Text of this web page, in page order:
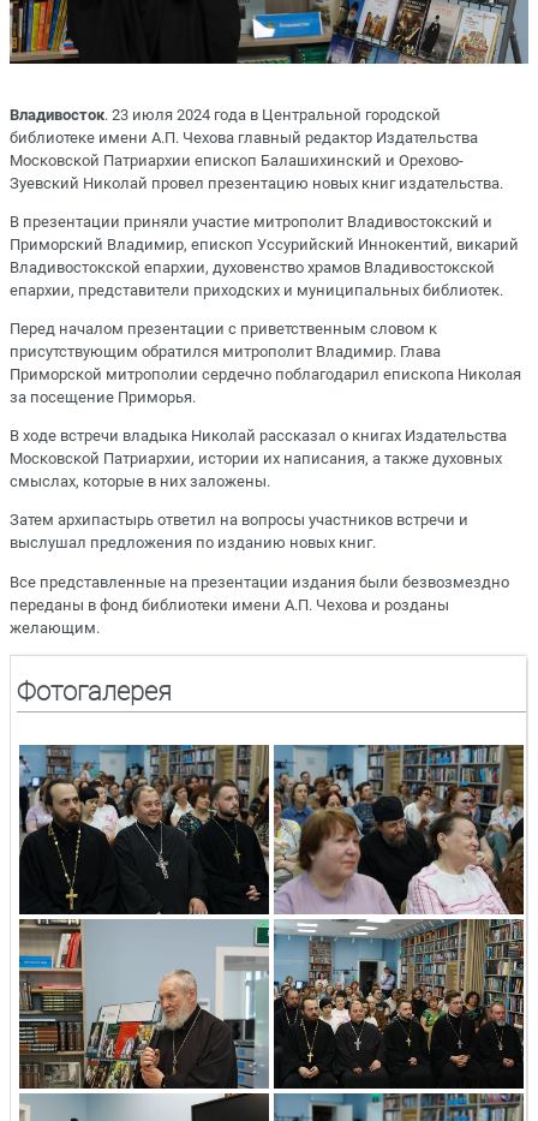
Владивосток. 23 июля 2024 года в Центральной городской
библиотеке имени А.П. Чехова главный редактор Издательства
Московской Патриархии епископ Балашихинский и Орехово-
Зуевский Николай провел презентацию новых книг издательства.
В презентации приняли участие митрополит Владивостокский и
Приморский Владимир, епископ Уссурийский Иннокентий, викарий
Владивостокской епархии, духовенство храмов Владивостокской
епархии, представители приходских и муниципальных библиотек.
Перед началом презентации с приветственным словом к
присутствующим обратился митрополит Владимир. Глава
Приморской митрополии сердечно поблагодарил епископа Николая
за посещение Приморья.
В ходе встречи владыка Николай рассказал о книгах Издательства
Московской Патриархии, истории их написания, а также духовных
смыслах, которые в них заложены.
Затем архипастырь ответил на вопросы участников встречи и
выслушал предложения по изданию новых книг.
Все представленные на презентации издания были безвозмездно
переданы в фонд библиотеки имени А.П. Чехова и розданы
желающим.
Фотогалерея